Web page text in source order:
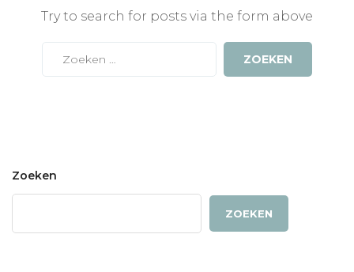
Try to search for posts via the form above
Zoeken
ZOEKEN